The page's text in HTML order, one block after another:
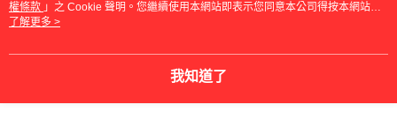
權條款 」之 Cookie 聲明。您繼續使用本網站即表示您同意本公司得按本網站使
用條款之 Cookie 聲明使用 cookie。
了解更多 >
我知道了